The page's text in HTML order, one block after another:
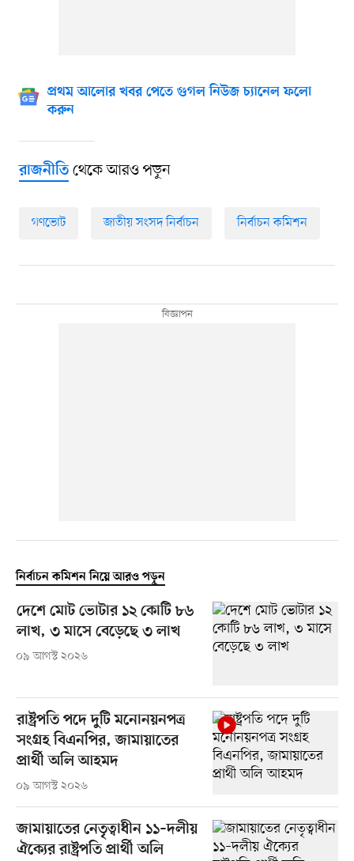
প্রথম আলোর খবর পেতে গুগল নিউজ চ্যানেল ফলো
করুন
রাজনীতিথেকে আরও পড়ুন
গণভোট জাতীয় সংসদ নির্বাচন নির্বাচন কমিশন
নির্বাচন কমিশন নিয়ে আরও পড়ুন
দেশে মোট ভোটার ১২ কোটি ৮৬
লাখ, ৩ মাসে বেড়েছে ৩ লাখ
০৯ আগস্ট ২০২৬
রাষ্ট্রপতি পদে দুটি মনোনয়নপত্র
সংগ্রহ বিএনপির, জামায়াতের
প্রার্থী অলি আহমদ
০৯ আগস্ট ২০২৬
জামায়াতের নেতৃত্বাধীন ১১–দলীয়
ঐক্যের রাষ্ট্রপতি প্রার্থী অলি